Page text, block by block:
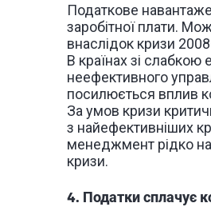
Податкове
заробітної плати.
внаслідок кризи 2008
В країнах зі слабкою
неефективного
посилюється вплив
За умов кризи
з найефективніших
менеджмент рідко
кризи.
4. Податки сплачує